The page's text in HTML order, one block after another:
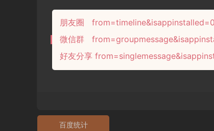
朋友圈 from=timeline&isappinstalled=0
微信群
好友分享
百度统计